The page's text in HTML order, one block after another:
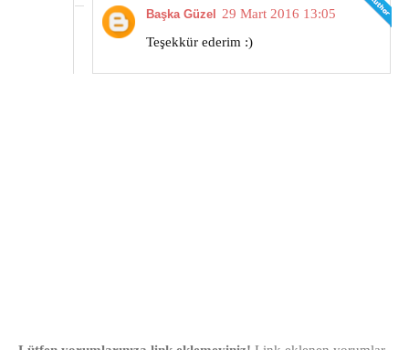
Başka Güzel
29 Mart 2016 13:05
Teşekkür ederim :)